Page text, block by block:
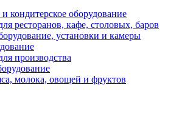
кондитерское оборудование
ресторанов, кафе, столовых, баров
установки и камеры
производства
молока, овощей и фруктов